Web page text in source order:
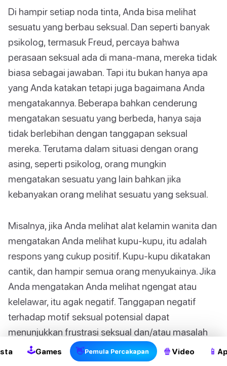
2
Di hampir setiap noda tinta, Anda bisa melihat
sesuatu yang berbau seksual. Dan seperti banyak
psikolog, termasuk Freud, percaya bahwa
perasaan seksual ada di mana-mana, mereka tidak
biasa sebagai jawaban. Tapi itu bukan hanya apa
yang Anda katakan tetapi juga bagaimana Anda
mengatakannya. Beberapa bahkan cenderung
mengatakan sesuatu yang berbeda, hanya saja
tidak berlebihan dengan tanggapan seksual
mereka. Terutama dalam situasi dengan orang
asing, seperti psikolog, orang mungkin
mengatakan sesuatu yang lain bahkan jika
kebanyakan orang melihat sesuatu yang seksual.
Misalnya, jika Anda melihat alat kelamin wanita dan
mengatakan Anda melihat kupu-kupu, itu adalah
respons yang cukup positif. Kupu-kupu dikatakan
cantik, dan hampir semua orang menyukainya. Jika
Anda mengatakan Anda melihat ngengat atau
kelelawar, itu agak negatif. Tanggapan negatif
terhadap motif seksual potensial dapat
menunjukkan frustrasi seksual dan/atau masalah
dengan jenis kelamin yang membuat Anda tertarik.
🕹Games 👋Pemula Percakapan 🍿 Video 📱